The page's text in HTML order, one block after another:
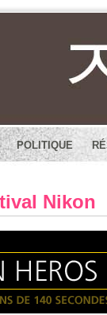
POLITIQUE
Nikon